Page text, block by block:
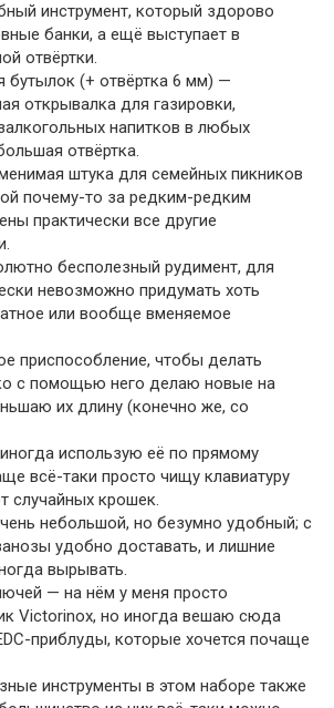
инструмент, который здорово
банки, а ещё выступает в
отвёртки.
бутылок (+ отвёртка 6 мм) —
открывалка для газировки,
напитков в любых
отвёртка.
штука для семейных пикников
почему-то за редким-редким
практически все другие
бесполезный рудимент, для
невозможно придумать хоть
или вообще вменяемое
приспособление, чтобы делать
с помощью него делаю новые на
их длину (конечно же, со
использую её по прямому
всё-таки просто чищу клавиатуру
случайных крошек.
небольшой, но безумно удобный; с
удобно доставать, и лишние
вырывать.
— на нём у меня просто
Victorinox, но иногда вешаю сюда
приблуды, которые хочется почаще
инструменты в этом наборе также